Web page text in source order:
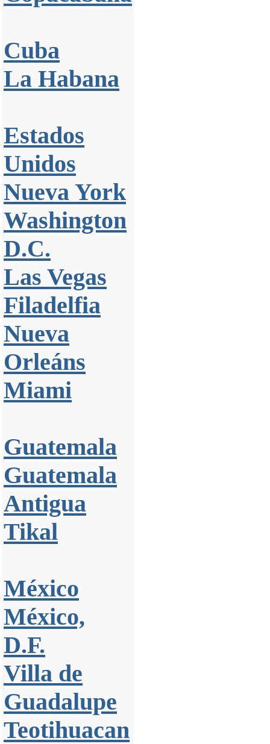
Cuba
La Habana
Estados
Unidos
Nueva York
Washington
D.C.
Las Vegas
Filadelfia
Nueva
Orleáns
Miami
Guatemala
Guatemala
Antigua
Tikal
México
México,
D.F.
Villa de
Guadalupe
Teotihuacan